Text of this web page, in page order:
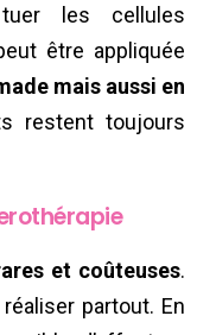
les cellules
être appliquée
mais aussi en
restent toujours
et coûteuses.
partout. En